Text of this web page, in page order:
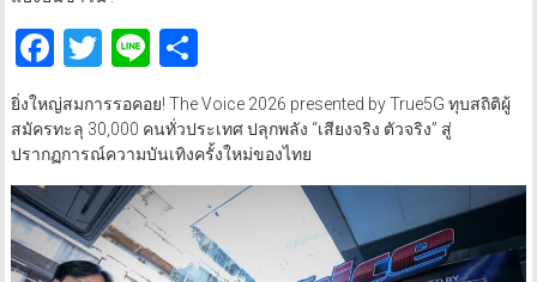
Facebook
Twitter
LineShare
ยิ่งใหญ่สมการรอคอย! The Voice 2026 presented by True5G ทุบสถิติผู้
สมัครทะลุ 30,000 คนทั่วประเทศ ปลุกพลัง “เสียงจริง ตัวจริง” สู่
ปรากฏการณ์ความบันเทิงครั้งใหม่ของไทย